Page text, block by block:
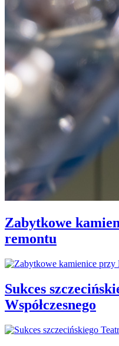
Zabytkowe
remontu
Sukces
Współczesnego